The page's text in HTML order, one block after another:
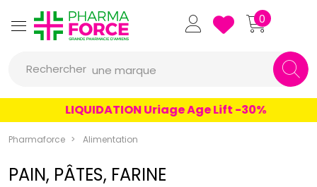
Pharmaforce Grande Pharmacie
0
Rechercher
un conseil
un produit
une marque
LIQUIDATION Uriage Age Lift -30%
Pharmaforce Alimentation
PAIN, PÂTES, FARINE